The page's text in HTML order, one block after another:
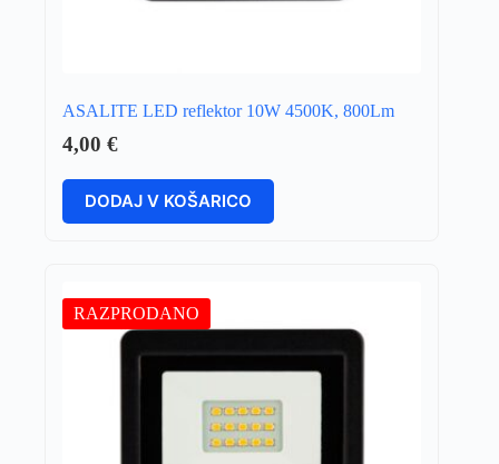
ASALITE LED reflektor 10W 4500K, 800Lm
4,00 €
DODAJ V KOŠARICO
RAZPRODANO